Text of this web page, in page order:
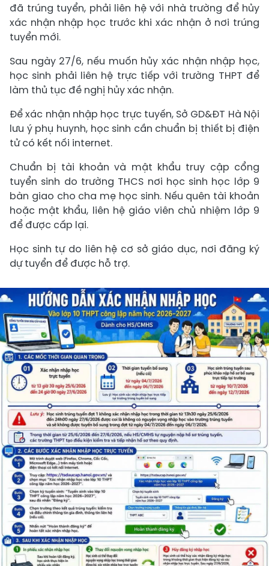
đã trúng tuyển, phải liên hệ với nhà trường để hủy
xác nhận nhập học trước khi xác nhận ở nơi trúng
tuyển mới.
Sau ngày 27/6, nếu muốn hủy xác nhận nhập học,
học sinh phải liên hệ trực tiếp với trường THPT để
làm thủ tục đề nghị hủy xác nhận.
Để xác nhận nhập học trực tuyến, Sở GD&ĐT Hà Nội
lưu ý phụ huynh, học sinh cần chuẩn bị thiết bị điện
tử có kết nối internet.
Chuẩn bị tài khoản và mật khẩu truy cập cổng
tuyển sinh do trường THCS nơi học sinh học lớp 9
bàn giao cho cha mẹ học sinh. Nếu quên tài khoản
hoặc mật khẩu, liên hệ giáo viên chủ nhiệm lớp 9
để được cấp lại.
Học sinh tự do liên hệ cơ sở giáo dục, nơi đăng ký
dự tuyển để được hỗ trợ.